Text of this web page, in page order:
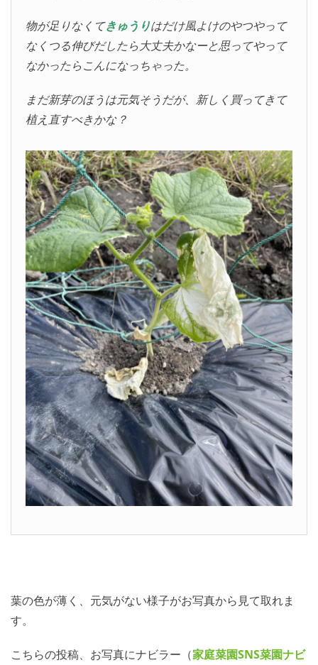
物が足りなくてきゅうりはだけ風よけのやつやって
なくつる伸びだしたら大丈夫かなーと思ってやって
なかったらこんになっちゃった。
まだ新芽のほうは元気そうだが、新しく買ってきて
植え直すべきかな？
葉の色が薄く、元気がない様子がお写真から見て取れま
す。
こちらの投稿、お写真にナビラー（家庭菜園SNS菜園ナビ